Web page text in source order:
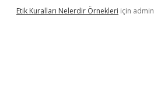
Etik Kuralları Nelerdir Örnekleri için admin